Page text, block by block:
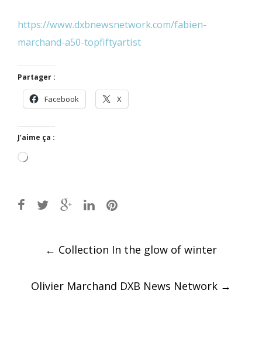
https://www.dxbnewsnetwork.com/fabien-
marchand-a50-topfiftyartist
Partager :
Facebook X
J’aime ça :
Chargement…
Post
← Collection In the glow of winter
Olivier Marchand DXB News Network →